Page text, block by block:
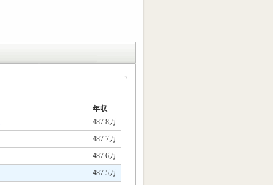
年収
487.8万
487.7万
487.6万
487.5万